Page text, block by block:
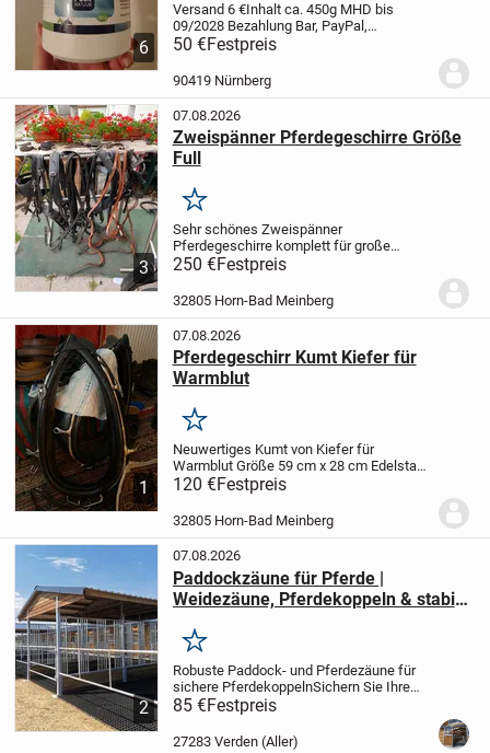
6
Versand 6 €Inhalt ca. 450gMHD bis
09/2028Bezahlung Bar, PayPal,
ÜberweisungAbholung in 90419 Nürnberg
St. Johannis Palmplatz
chill tranquility tranquil beruhigend
50 €Festpreis
90419 Nürnberg
3
07.08.2026
Zweispänner Pferdegeschirre Größe
Full
Merken
Sehr schönes Zweispänner
Pferdegeschirre komplett für große
Pferde aus schwarzem Leder
vollausstattung mit kopfstücken Leine
stränge
250 €Festpreis
32805 Horn-Bad Meinberg
1
07.08.2026
Pferdegeschirr Kumt Kiefer für
Warmblut
Merken
Neuwertiges Kumt von Kiefer für
Warmblut Größe 59 cm x 28 cm Edelstahl
rahmen. Es handelt sich um ein
englisches prunkkumte in top Zustand ein
zweites etwas kleiner ist auch vorhanden
120 €Festpreis
32805 Horn-Bad Meinberg
2
07.08.2026
Paddockzäune für Pferde |
Weidezäune, Pferdekoppeln & stabile
Merken
Robuste Paddock- und Pferdezäune für
sichere PferdekoppelnSichern Sie Ihre
Pferde mit hochwertigen Paddockzäunen
und Weidezäunen für Pferde - stabil,
langlebig und einfach zu
85 €Festpreis
27283 Verden (Aller)